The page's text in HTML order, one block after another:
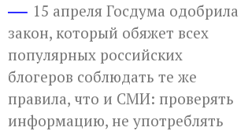
15 апреля Госдума одобрила
закон, который обяжет всех
популярных российских
блогеров соблюдать те же
правила, что и СМИ: проверять
информацию, не употреблять